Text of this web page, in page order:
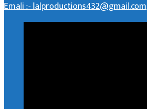
Emali :- lalproductions432@gmail.com